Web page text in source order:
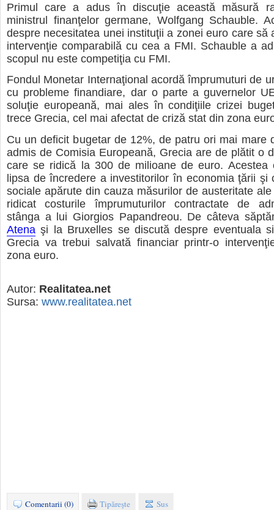
Primul care a adus în discuţie această măsură
ministrul finanţelor germane, Wolfgang Schauble.
despre necesitatea unei instituţii a zonei euro care să
intervenţie comparabilă cu cea a FMI. Schauble a
scopul nu este competiţia cu FMI.
Fondul Monetar Internaţional acordă împrumuturi de
cu probleme finandiare, dar o parte a guvernelor
soluţie europeană, mai ales în condiţiile crizei
trece Grecia, cel mai afectat de criză stat din zona
Cu un deficit bugetar de 12%, de patru ori mai mare
admis de Comisia Europeană, Grecia are de plătit o
care se ridică la 300 de milioane de euro. Acestea
lipsa de încredere a investitorilor în economia ţării şi
sociale apărute din cauza măsurilor de austeritate
ridicat costurile împrumuturilor contractate de
stânga a lui Giorgios Papandreou. De câteva
Atena şi la Bruxelles se discută despre eventuala
Grecia va trebui salvată financiar printr-o
zona euro.
Autor: Realitatea.net
Sursa: www.realitatea.net
Comentarii (0) Tipăreşte Sus